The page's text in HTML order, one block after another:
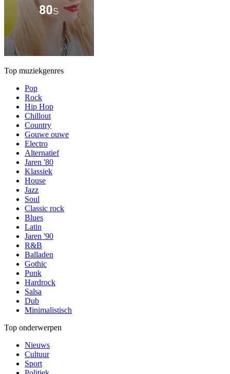
Top muziekgenres
Pop
Rock
Hip Hop
Chillout
Country
Gouwe ouwe
Electro
Alternatief
Jaren '80
Klassiek
House
Jazz
Soul
Classic rock
Blues
Latin
Jaren '90
R&B
Balladen
Gothic
Punk
Hardrock
Salsa
Dub
Minimalistisch
Top onderwerpen
Nieuws
Cultuur
Sport